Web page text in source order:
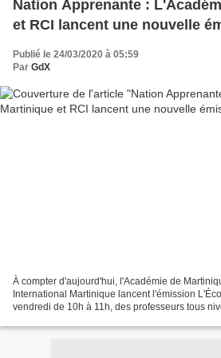
Nation Apprenante :
et RCI lancent une nouvelle
Publié le 24/03/2020 à 05:59
Par GdX
À compter d'aujourd'hui, l'Académie de
International Martinique lancent l'émission
vendredi de 10h à 11h, des professeurs tous